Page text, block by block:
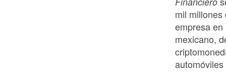
mil
empresa
mexicano,